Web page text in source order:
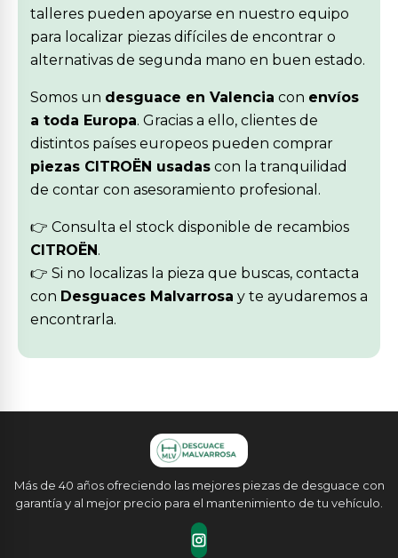
talleres pueden apoyarse en nuestro equipo
para localizar piezas difíciles de encontrar o
alternativas de segunda mano en buen estado.
Somos un desguace en Valencia con envíos
a toda Europa. Gracias a ello, clientes de
distintos países europeos pueden comprar
piezas CITROËN usadas con la tranquilidad
de contar con asesoramiento profesional.
👉 Consulta el stock disponible de recambios
CITROËN.
👉 Si no localizas la pieza que buscas, contacta
con Desguaces Malvarrosa y te ayudaremos a
encontrarla.
Más de 40 años ofreciendo las mejores piezas de desguace con
garantía y al mejor precio para el mantenimiento de tu vehículo.